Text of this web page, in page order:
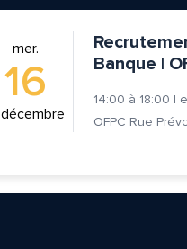
mer.
16
décembre
Banque |
14:00 à 18:00 |
OFPC Rue